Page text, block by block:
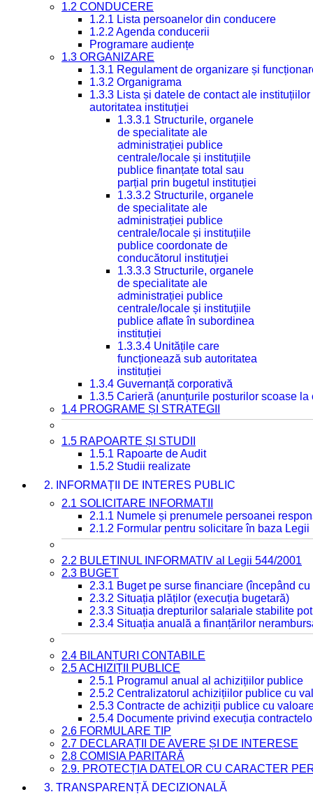
1.2 CONDUCERE
1.2.1 Lista persoanelor din conducere
1.2.2 Agenda conducerii
Programare audiențe
1.3 ORGANIZARE
1.3.1 Regulament de organizare și
1.3.2 Organigrama
1.3.3 Lista și datele de contact ale
autoritatea instituției
1.3.3.1 Structurile, organele
de specialitate ale
administrației publice
centrale/locale și instituțiile
publice finanțate total sau
parțial prin bugetul instituției
1.3.3.2 Structurile, organele
de specialitate ale
administrației publice
centrale/locale și instituțiile
publice coordonate de
conducătorul instituției
1.3.3.3 Structurile, organele
de specialitate ale
administrației publice
centrale/locale și instituțiile
publice aflate în subordinea
instituției
1.3.3.4 Unitățile care
funcționează sub autoritatea
instituției
1.3.4 Guvernanță corporativă
1.3.5 Carieră (anunțurile posturilor scoase la
1.4 PROGRAME ȘI STRATEGII
1.5 RAPOARTE ȘI STUDII
1.5.1 Rapoarte de Audit
1.5.2 Studii realizate
2. INFORMAȚII DE INTERES PUBLIC
2.1 SOLICITARE INFORMAȚII
2.1.1 Numele și prenumele persoanei
2.1.2 Formular pentru solicitare în baza Legii
2.2 BULETINUL INFORMATIV al Legii 544/2001
2.3 BUGET
2.3.1 Buget pe surse financiare (începând
2.3.2 Situația plăților (execuția bugetară)
2.3.3 Situația drepturilor salariale stabilite
2.3.4 Situația anuală a finanțărilor
2.4 BILANȚURI CONTABILE
2.5 ACHIZIȚII PUBLICE
2.5.1 Programul anual al achizițiilor publice
2.5.2 Centralizatorul achizițiilor publice cu
2.5.3 Contracte de achiziții publice cu
2.5.4 Documente privind execuția
2.6 FORMULARE TIP
2.7 DECLARAȚII DE AVERE ȘI DE INTERESE
2.8 COMISIA PARITARĂ
2.9. PROTECȚIA DATELOR CU CARACTER
3. TRANSPARENȚĂ DECIZIONALĂ